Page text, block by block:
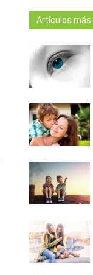
Artículos más